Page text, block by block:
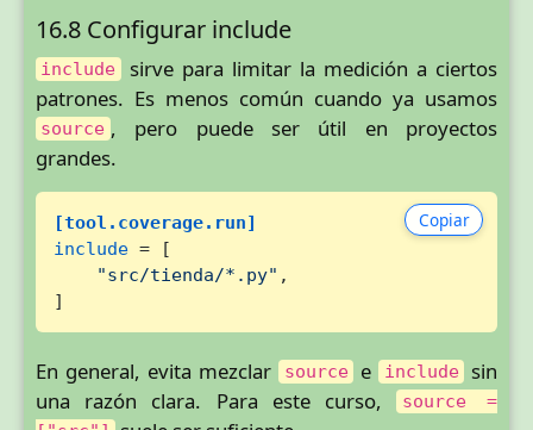
16.8 Configurar include
include sirve para limitar la medición a ciertos
patrones. Es menos común cuando ya usamos
source , pero puede ser útil en proyectos
grandes.
Copiar
[tool.coverage.run]
include = [
"src/tienda/*.py" ,
]
En general, evita mezclar source e include sin
una razón clara. Para este curso, source =